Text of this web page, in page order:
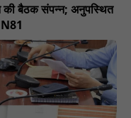
की बैठक संपन्न; अनुपस्थित